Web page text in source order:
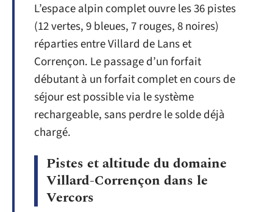
L’espace alpin complet ouvre les 36 pistes
(12 vertes, 9 bleues, 7 rouges, 8 noires)
réparties entre Villard de Lans et
Corrençon. Le passage d’un forfait
débutant à un forfait complet en cours de
séjour est possible via le système
rechargeable, sans perdre le solde déjà
chargé.
Pistes et altitude du domaine
Villard-Corrençon dans le
Vercors